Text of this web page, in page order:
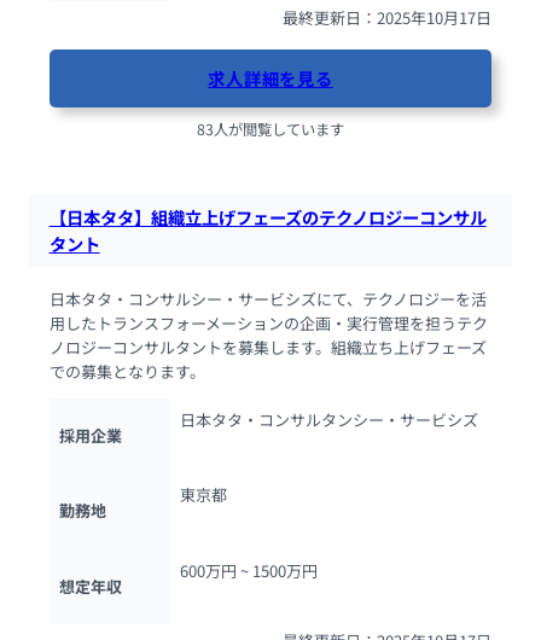
最終更新日：2025年10月17日
求人詳細を見る
83人が閲覧しています
【日本タタ】組織立上げフェーズのテクノロジーコンサル
タント
日本タタ・コンサルシー・サービシズにて、テクノロジーを活
用したトランスフォーメーションの企画・実行管理を担うテク
ノロジーコンサルタントを募集します。組織立ち上げフェーズ
での募集となります。
採用企業
日本タタ・コンサルタンシー・サービシズ
勤務地
東京都
想定年収
600万円 ~ 1500万円